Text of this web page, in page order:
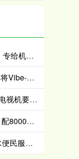
华城融 蚂蚁系机器人公司融资15亿，专给机器人造“大脑”
飞乐乐 亚马逊云与Superblocks合作 将Vibe-Coding引入企业私有云
天津配资大本营 换了3台电视才懂，电视机要学会“5不买”，都是花钱买的经验
国汇策略 POCO M8 Power印度发布 配8000mAh电池 24999卢比起
信康配资 高考护航，广州水投自来水便民服务获市民点赞